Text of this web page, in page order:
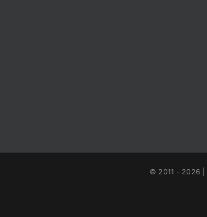
© 2011 - 2026 |